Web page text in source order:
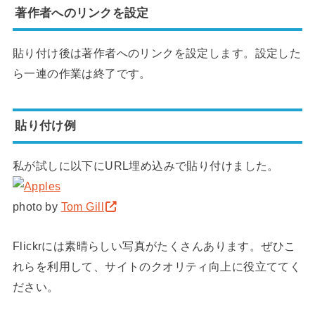
著作者へのリンクを設定
貼り付け後は著作者へのリンクを設定します。設定した
ら一連の作業は終了です。
貼り付け例
私が試しに以下にURL埋め込みで貼り付けました。
photo by Tom Gill
Flickrには素晴らしい写真がたくさんあります。ぜひこ
れらを利用して、サイトのクオリティ向上に役立ててく
ださい。